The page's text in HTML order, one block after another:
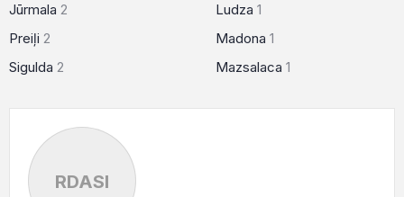
Jūrmala 2
Preiļi 2
Sigulda 2
Ludza 1
Madona 1
Mazsalaca 1
RDASI